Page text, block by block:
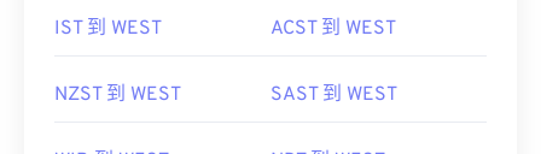
IST 到 WEST ACST 到 WEST
NZST 到 WEST SAST 到 WEST